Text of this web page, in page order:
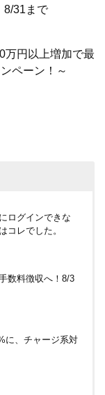
8/31まで
万円以上増加で最
ペーン！～
5%還元に！
などメリット・デ
象店舗で。～8/31
ログインできな
コレでした。
数料徴収へ！8/3
に、チャージ系対